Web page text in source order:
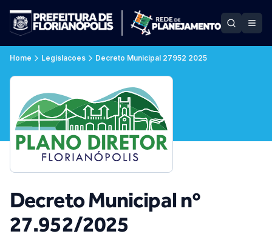
Home Legislacoes Decreto Municipal 27952 2025
Decreto Municipal nº
27.952/2025